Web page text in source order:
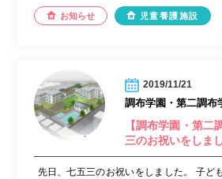
お知らせ 児童養護施設
2019/11/21
調布学園・第二調布
【調布学園・第二
三のお祝いをしま
先日、七五三のお祝いをしました。 子ど